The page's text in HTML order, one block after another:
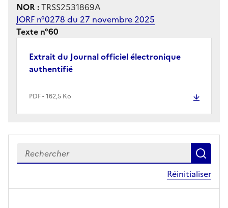
NOR :TRSS2531869A
JORF n°0278 du 27 novembre 2025
Texte n°60
Extrait du Journal officiel électronique
authentifié
PDF - 162,5 Ko
Réinitialiserle